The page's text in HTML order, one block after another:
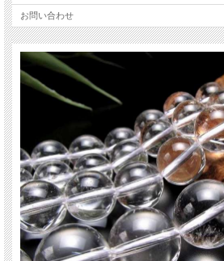
の方にも扱いやすい石です！
天然石は水晶で始まり水晶で終わると言われてい
す。
【意味合い云われ・伝承等】
全てを清め浄化する
魔除け・厄除け
潜在的な能力やパワーを高める
※天然石ですので細かなカケや凹み、歪な部分や
ます。
※天然石商品には色みに個体差があります。また
う撮影を心がけておりますが、お使いのディスプ
みに差が出る場合があります。ご了承下さい。
※連商品は一連状態での仕入れとなっておりますの
とがあります。
※連商品は一連に付き、最大で3珠ほど仕様の異な
お問い合わせ